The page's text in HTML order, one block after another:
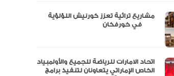
مشاريع تراثية تعزز كورنيش اللؤلؤية
اتحاد الامارات للرياضة للجميع والأولمبياد
الخاص الإماراتي يتعاونان لتنفيذ برامج